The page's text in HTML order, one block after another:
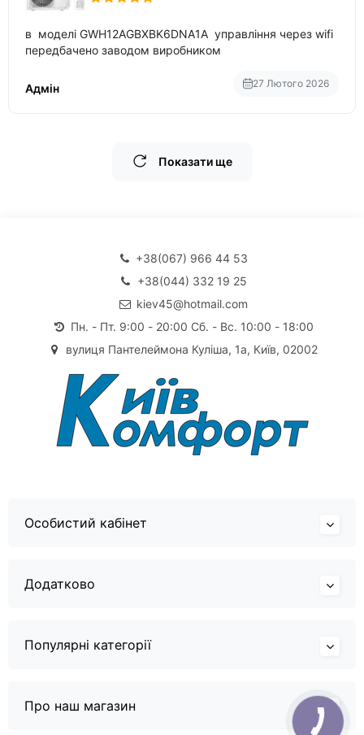
в моделі GWH12AGBXBK6DNA1A управління через wifi
передбачено заводом виробником
Адмін 27 Лютого 2026
Показати ще
+38(067) 966 44 53
+38(044) 332 19 25
kiev45@hotmail.com
Пн. - Пт. 9:00 - 20:00 Сб. - Вс. 10:00 - 18:00
вулиця Пантелеймона Куліша, 1а, Київ, 02002
Особистий кабінет
Додатково
Популярні категорії
Про наш магазин